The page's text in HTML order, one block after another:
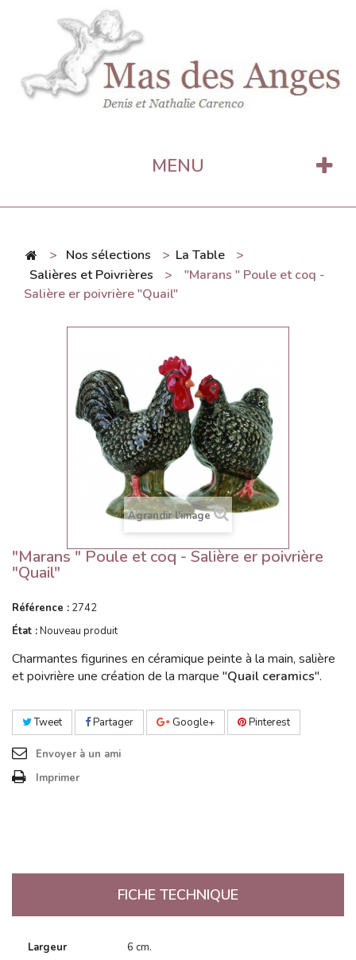
MENU
> Nos sélections > La Table
>
Salières et Poivrières
>
"Marans " Poule et coq -
Salière er poivrière "Quail"
Agrandir l'image
"Marans " Poule et coq - Salière er poivrière
"Quail"
Référence : 2742
État :Nouveau produit
Charmantes figurines en céramique peinte à la main, salière
et poivrière une création de la marque "Quail ceramics".
Tweet Partager Google+ Pinterest
Envoyer à un ami
Imprimer
FICHE TECHNIQUE
Largeur 6 cm.